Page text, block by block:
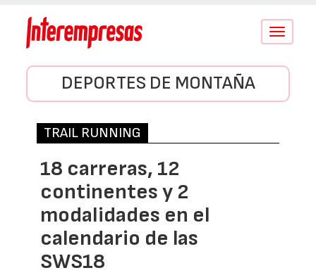
Conmutar
DEPORTES DE MONTAÑA
TRAIL RUNNING
18 carreras, 12
continentes y 2
modalidades en el
calendario de las
SWS18